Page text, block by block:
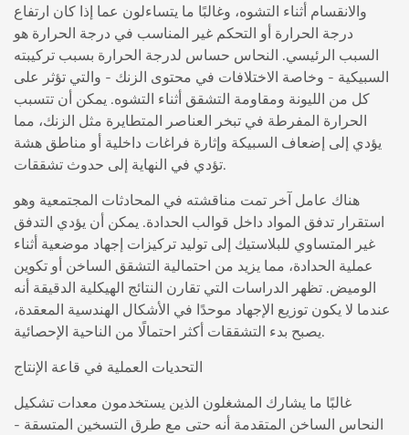
والانقسام أثناء التشوه، وغالبًا ما يتساءلون عما إذا كان ارتفاع
درجة الحرارة أو التحكم غير المناسب في درجة الحرارة هو
السبب الرئيسي. النحاس حساس لدرجة الحرارة بسبب تركيبته
السبيكية - وخاصة الاختلافات في محتوى الزنك - والتي تؤثر على
كل من الليونة ومقاومة التشقق أثناء التشوه. يمكن أن تتسبب
الحرارة المفرطة في تبخر العناصر المتطايرة مثل الزنك، مما
يؤدي إلى إضعاف السبيكة وإثارة فراغات داخلية أو مناطق هشة
تؤدي في النهاية إلى حدوث تشققات.
هناك عامل آخر تمت مناقشته في المحادثات المجتمعية وهو
استقرار تدفق المواد داخل قوالب الحدادة. يمكن أن يؤدي التدفق
غير المتساوي للبلاستيك إلى توليد تركيزات إجهاد موضعية أثناء
عملية الحدادة، مما يزيد من احتمالية التشقق الساخن أو تكوين
الوميض. تظهر الدراسات التي تقارن النتائج الهيكلية الدقيقة أنه
عندما لا يكون توزيع الإجهاد موحدًا في الأشكال الهندسية المعقدة،
يصبح بدء التشققات أكثر احتمالًا من الناحية الإحصائية.
التحديات العملية في قاعة الإنتاج
غالبًا ما يشارك المشغلون الذين يستخدمون معدات تشكيل
النحاس الساخن المتقدمة أنه حتى مع طرق التسخين المتسقة -